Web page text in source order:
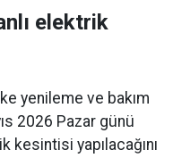
elektrik
yenileme ve bakım
2026 Pazar günü
kesintisi yapılacağını